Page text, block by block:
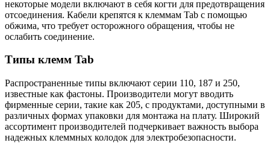
некоторые модели включают в себя когти для предотвращения
отсоединения. Кабели крепятся к клеммам Tab с помощью
обжима, что требует осторожного обращения, чтобы не
ослабить соединение.
Типы клемм Tab
Распространенные типы включают серии 110, 187 и 250,
известные как фастоны. Производители могут вводить
фирменные серии, такие как 205, с продуктами, доступными в
различных формах упаковки для монтажа на плату. Широкий
ассортимент производителей подчеркивает важность выбора
надежных клеммных колодок для электробезопасности.